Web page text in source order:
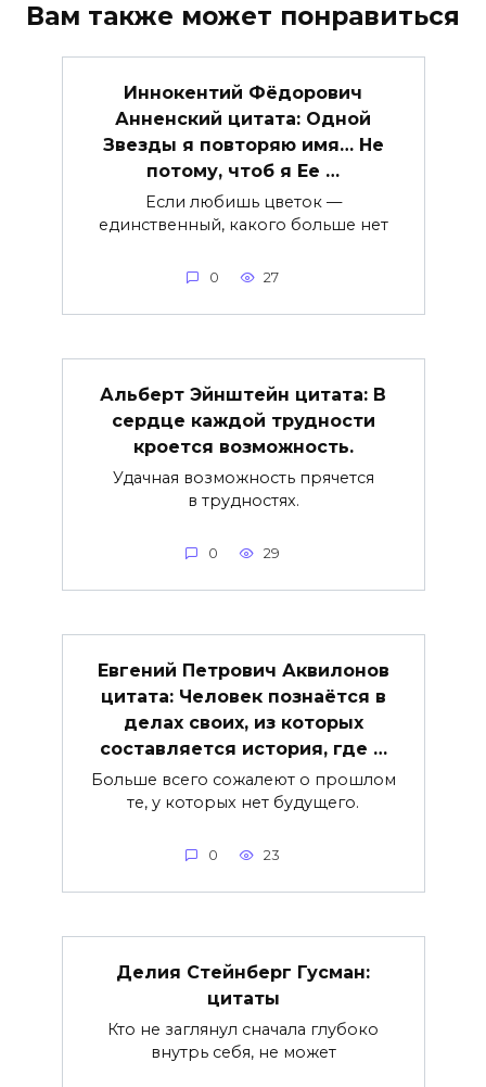
Вам также может понравиться
Иннокентий Фёдорович
Анненский цитата: Одной
Звезды я повторяю имя… Не
потому, чтоб я Ее …
Если любишь цветок —
единственный, какого больше нет
0 27
Альберт Эйнштейн цитата: В
сердце каждой трудности
кроется возможность.
Удачная возможность прячется
в трудностях.
0 29
Евгений Петрович Аквилонов
цитата: Человек познаётся в
делах своих, из которых
составляется история, где …
Больше всего сожалеют о прошлом
те, у которых нет будущего.
0 23
Делия Стейнберг Гусман:
цитаты
Кто не заглянул сначала глубоко
внутрь себя, не может